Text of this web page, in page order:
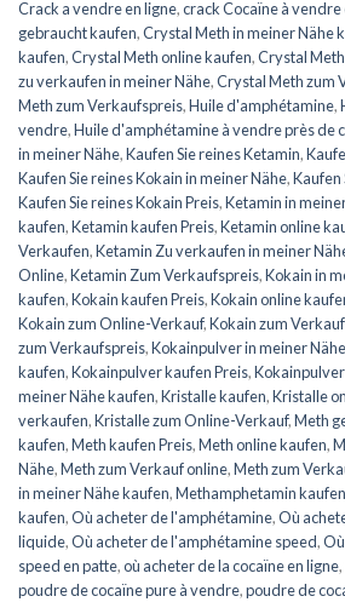
Crack a vendre en ligne,crack Cocaïne à vendre
gebraucht kaufen,Crystal Meth in meiner Nähe
kaufen,Crystal Meth online kaufen,Crystal
zu verkaufen in meiner Nähe,Crystal Meth zum
Meth zum Verkaufspreis,Huile d'amphétamine,
vendre,Huile d'amphétamine à vendre près de
in meiner Nähe,Kaufen Sie reines Ketamin,
Kaufen Sie reines Kokain in meiner Nähe,Kaufen
Kaufen Sie reines Kokain Preis,Ketamin in
kaufen,Ketamin kaufen Preis,Ketamin online
Verkaufen,Ketamin Zu verkaufen in meiner
Online,Ketamin Zum Verkaufspreis,Kokain in
kaufen,Kokain kaufen Preis,Kokain online
Kokain zum Online-Verkauf,Kokain zum
zum Verkaufspreis,Kokainpulver in meiner
kaufen,Kokainpulver kaufen Preis,
meiner Nähe kaufen,Kristalle kaufen,Kristalle
verkaufen,Kristalle zum Online-Verkauf,Meth
kaufen,Meth kaufen Preis,Meth online kaufen,
Nähe,Meth zum Verkauf online,Meth zum
in meiner Nähe kaufen,Methamphetamin kaufen
kaufen,Où acheter de l'amphétamine,Où
liquide,Où acheter de l'amphétamine speed,
speed en patte,où acheter de la cocaïne en ligne,
poudre de cocaïne pure à vendre,poudre de